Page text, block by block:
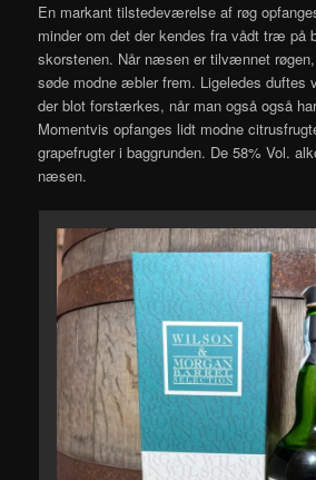
En markant tilstedeværelse af røg
minder om det der kendes fra vådt træ på
skorstenen. Når næsen er tilvænnet
søde modne æbler frem. Ligeledes duftes
der blot forstærkes, når man også også
Momentvis opfanges lidt modne
grapefrugter i baggrunden. De 58% Vol.
næsen.